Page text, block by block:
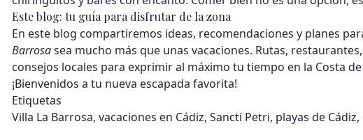
Este blog: tu guía para disfrutar de la zona
En este blog compartiremos ideas, recomendaciones y planes
Barrosasea mucho más que unas vacaciones. Rutas,
consejos locales para exprimir al máximo tu tiempo en la Costa de
¡Bienvenidos a tu nueva escapada favorita!
Etiquetas
Villa La Barrosa, vacaciones en Cádiz, Sancti Petri, playas de